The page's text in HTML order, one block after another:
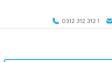
0312 312 312 1